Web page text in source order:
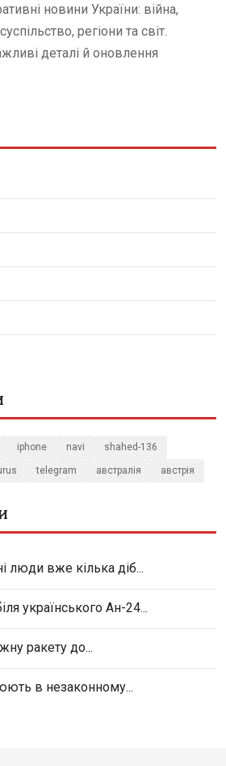
новини України: війна,
регіони та світ.
деталі й оновлення
iphone navi shahed-136
telegram австралія австрія
люди вже кілька діб...
українського Ан-24...
ракету до...
в незаконному...